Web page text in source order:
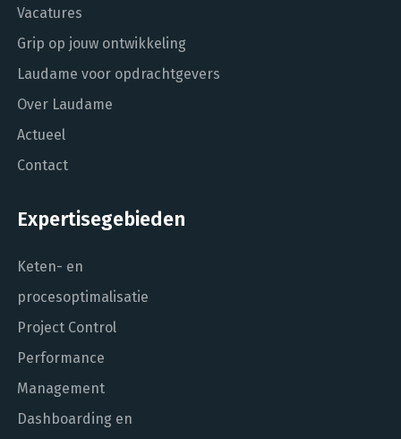
Vacatures
Grip op jouw ontwikkeling
Laudame voor opdrachtgevers
Over Laudame
Actueel
Contact
Expertisegebieden
Keten- en
procesoptimalisatie
Project Control
Performance
Management
Dashboarding en